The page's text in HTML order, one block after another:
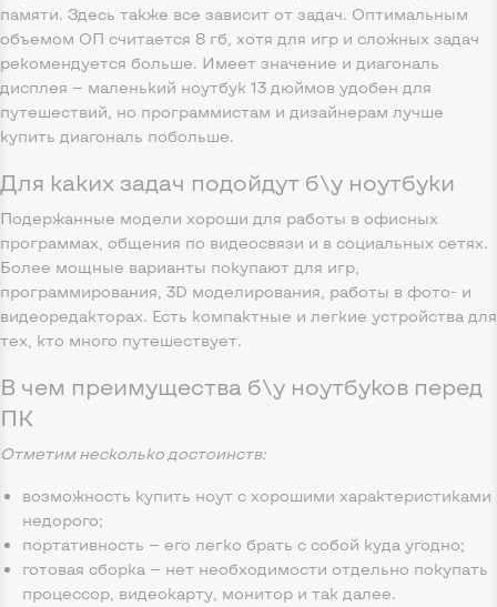
памяти. Здесь также все зависит от задач. Оптимальным
объемом ОП считается 8 гб, хотя для игр и сложных задач
рекомендуется больше. Имеет значение и диагональ
дисплея — маленький ноутбук 13 дюймов удобен для
путешествий, но программистам и дизайнерам лучше
купить диагональ побольше.
Для каких задач подойдут б\у ноутбуки
Подержанные модели хороши для работы в офисных
программах, общения по видеосвязи и в социальных сетях.
Более мощные варианты покупают для игр,
программирования, 3D моделирования, работы в фото- и
видеоредакторах. Есть компактные и легкие устройства для
тех, кто много путешествует.
В чем преимущества б\у ноутбуков перед
ПК
Отметим несколько достоинств:
возможность купить ноут с хорошими характеристиками
недорого;
портативность — его легко брать с собой куда угодно;
готовая сборка — нет необходимости отдельно покупать
процессор, видеокарту, монитор и так далее.